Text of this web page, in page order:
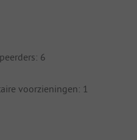
6
voorzieningen: 1